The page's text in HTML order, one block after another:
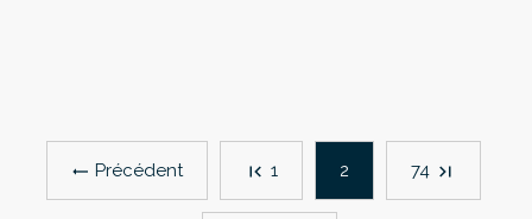
trending_flat Précédent first_page 1 2 74 last_page